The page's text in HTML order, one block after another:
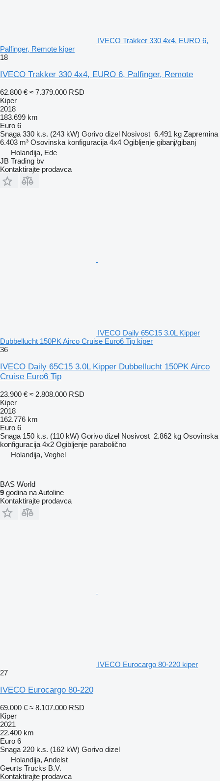
IVECO Trakker 330 4x4, EURO 6,
Palfinger, Remote kiper
18
IVECO Trakker 330 4x4, EURO 6, Palfinger, Remote
62.800 € ≈ 7.379.000 RSD
Kiper
2018
183.699 km
Euro 6
Snaga 330 k.s. (243 kW) Gorivo dizel Nosivost 6.491 kg Zapremina
6.403 m³ Osovinska konfiguracija 4x4 Ogibljenje gibanj/gibanj
Holandija, Ede
JB Trading bv
Kontaktirajte prodavca
IVECO Daily 65C15 3.0L Kipper
Dubbellucht 150PK Airco Cruise Euro6 Tip kiper
36
IVECO Daily 65C15 3.0L Kipper Dubbellucht 150PK Airco
Cruise Euro6 Tip
23.900 € ≈ 2.808.000 RSD
Kiper
2018
162.776 km
Euro 6
Snaga 150 k.s. (110 kW) Gorivo dizel Nosivost 2.862 kg Osovinska
konfiguracija 4x2 Ogibljenje parabolično
Holandija, Veghel
BAS World
9 godina na Autoline
Kontaktirajte prodavca
IVECO Eurocargo 80-220 kiper
27
IVECO Eurocargo 80-220
69.000 € ≈ 8.107.000 RSD
Kiper
2021
22.400 km
Euro 6
Snaga 220 k.s. (162 kW) Gorivo dizel
Holandija, Andelst
Geurts Trucks B.V.
Kontaktirajte prodavca